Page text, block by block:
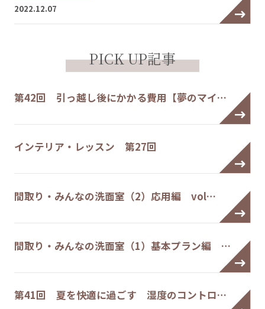
2022.12.07
PICK UP記事
第42回 引っ越し後にかかる費用【夢のマイ…
インテリア・レッスン 第27回
間取り・みんなの洗面室（2）応用編 vol…
間取り・みんなの洗面室（1）基本プラン編 …
第41回 夏を快適に過ごす 湿度のコントロ…